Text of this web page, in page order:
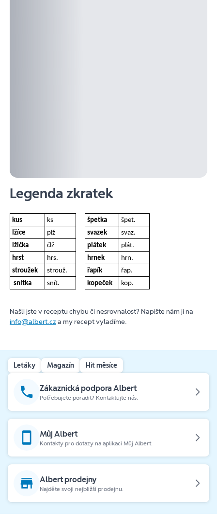
Legenda zkratek
kus ks špetka
špet.
lžíce
plž svazek
svaz.
lžička
člž plátek
plát.
hrst
hrs. hrnek
hrn.
stroužek
strouž. řapík
řap.
snítka
snít. kopeček kop.
Našli jste v receptu chybu či nesrovnalost? Napište nám ji na
info@albert.cza my recept vyladíme.
Letáky Magazín Hit měsíce
Zákaznická podpora Albert
Potřebujete poradit? Kontaktujte nás.
Můj Albert
Kontakty pro dotazy na aplikaci Můj Albert.
Albert prodejny
Najděte svoji nejbližší prodejnu.